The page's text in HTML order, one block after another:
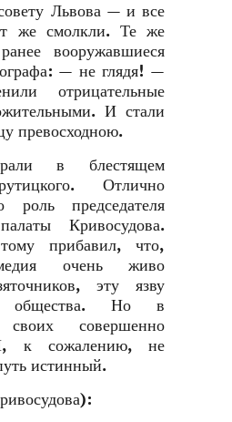
Львова — и все
же смолкли. Те же
вооружавшиеся
— не глядя! —
отрицательные
И стали
превосходною.
в блестящем
Отлично
роль председателя
Кривосудова.
прибавил, что,
очень живо
эту язву
общества. Но в
своих совершенно
к сожалению, не
истинный.